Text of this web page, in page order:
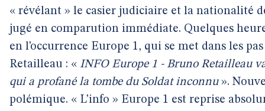
« révélant » le casier judiciaire et la nationalité
jugé en comparution immédiate. Quelques
en l’occurrence Europe 1, qui se met dans les
Retailleau : « INFO Europe 1 - Bruno Retailleau
qui a profané la tombe du Soldat inconnu».
polémique. « L’info » Europe 1 est reprise